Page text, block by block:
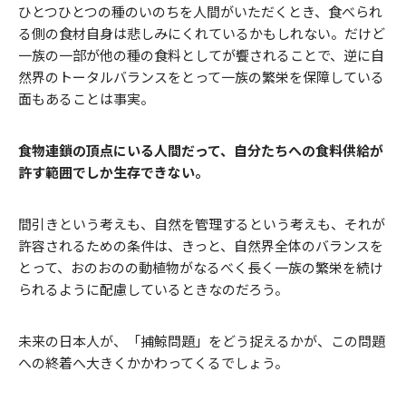
ひとつひとつの種のいのちを人間がいただくとき、食べられ
る側の食材自身は悲しみにくれているかもしれない。だけど
一族の一部が他の種の食料としてが饗されることで、逆に自
然界のトータルバランスをとって一族の繁栄を保障している
面もあることは事実。
食物連鎖の頂点にいる人間だって、自分たちへの食料供給が
許す範囲でしか生存できない。
間引きという考えも、自然を管理するという考えも、それが
許容されるための条件は、きっと、自然界全体のバランスを
とって、おのおのの動植物がなるべく長く一族の繁栄を続け
られるように配慮しているときなのだろう。
未来の日本人が、「捕鯨問題」をどう捉えるかが、この問題
への終着へ大きくかかわってくるでしょう。